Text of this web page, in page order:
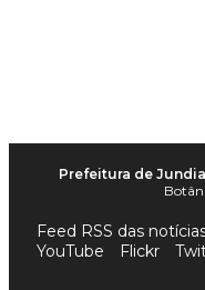
Prefeitura de
Feed RSS das
YouTube
Flickr